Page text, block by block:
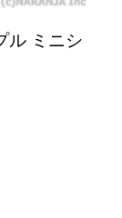
ル ミニシ